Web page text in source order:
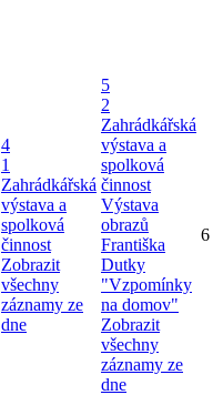
4
1
Zahrádkářská
výstava a
spolková
činnost
Zobrazit
všechny
záznamy ze
dne
5
2
Zahrádkářská
výstava a
spolková
činnost
Výstava
obrazů
Františka
Dutky
"Vzpomínky
na domov"
Zobrazit
všechny
záznamy ze
dne
6